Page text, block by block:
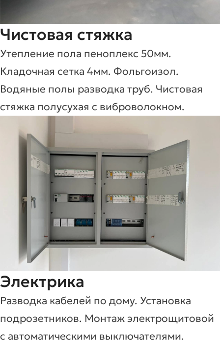
Чистовая стяжка
Утепление пола пеноплекс 50мм.
Кладочная сетка 4мм. Фольгоизол.
Водяные полы разводка труб. Чистовая
стяжка полусухая с виброволокном.
Электрика
Разводка кабелей по дому. Установка
подрозетников. Монтаж электрощитовой
с автоматическими выключателями.